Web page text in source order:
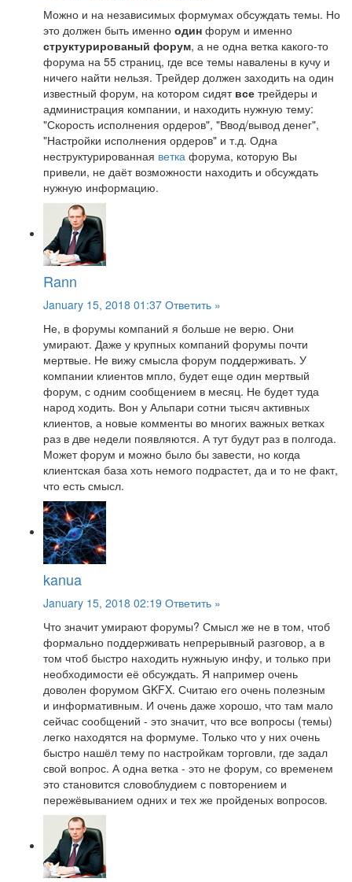
Можно и на независимых формумах обсуждать темы. Но
это должен быть именно один форум и именно
структурированый форум, а не одна ветка какого-то
форума на 55 страниц, где все темы навалены в кучу и
ничего найти нельзя. Трейдер должен заходить на один
известный форум, на котором сидят все трейдеры и
администрация компании, и находить нужную тему:
"Скорость исполнения ордеров", "Ввод/вывод денег",
"Настройки исполнения ордеров" и т.д. Одна
неструктурированная ветка форума, которую Вы
привели, не даёт возможности находить и обсуждать
нужную информацию.
Rann
January 15, 2018 01:37 Ответить »
Не, в форумы компаний я больше не верю. Они
умирают. Даже у крупных компаний форумы почти
мертвые. Не вижу смысла форум поддерживать. У
компании клиентов мпло, будет еще один мертвый
форум, с одним сообщением в месяц. Не будет туда
народ ходить. Вон у Альпари сотни тысяч активных
клиентов, а новые комменты во многих важных ветках
раз в две недели появляются. А тут будут раз в полгода.
Может форум и можно было бы завести, но когда
клиентская база хоть немого подрастет, да и то не факт,
что есть смысл.
kanua
January 15, 2018 02:19 Ответить »
Что значит умирают форумы? Смысл же не в том, чтоб
формально поддерживать непрерывный разговор, а в
том чтоб быстро находить нужныую инфу, и только при
необходимости её обсуждать. Я например очень
доволен форумом GKFX. Считаю его очень полезным
и информативным. И очень даже хорошо, что там мало
сейчас сообщений - это значит, что все вопросы (темы)
легко находятся на формуме. Только что у них очень
быстро нашёл тему по настройкам торговли, где задал
свой вопрос. А одна ветка - это не форум, со временем
это становится словоблудием с повторением и
пережёвыванием одних и тех же пройденых вопросов.